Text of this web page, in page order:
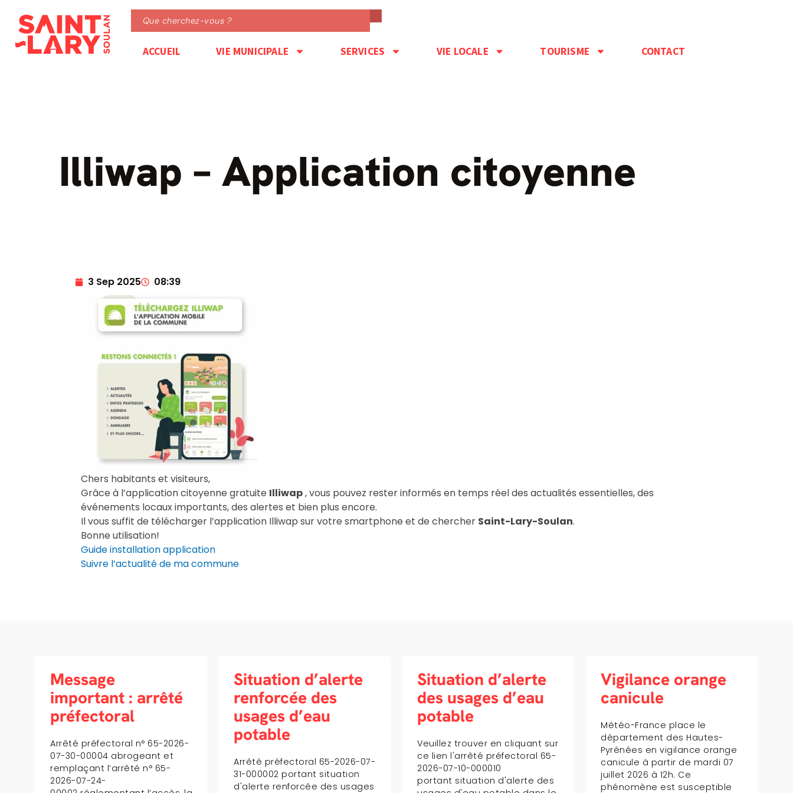
ACCUEIL VIE MUNICIPALE SERVICES VIE LOCALE TOURISME CONTACT
Illiwap – Application citoyenne
3 Sep 2025 08:39
Chers habitants et visiteurs,
Grâce à l’application citoyenne gratuite Illiwap, vous pouvez rester informés en temps réel des actualités essentielles, des
événements locaux importants, des alertes et bien plus encore.
Il vous suffit de télécharger l’application Illiwap sur votre smartphone et de chercher Saint-Lary-Soulan.
Bonne utilisation!
Guide installation application
Suivre l’actualité de ma commune
Situation d’alerte
renforcée des
usages d’eau
Arrêté préfectoral 65-2026-07-
31-000002 portant situation
d'alerte renforcée des usages
Situation d’alerte
des usages d’eau
potable
Veuillez trouver en cliquant sur
ce lien l'arrêté préfectoral 65-
2026-07-10-000010
portant situation d'alerte des
Vigilance orange
canicule
Météo-France place le
département des Hautes-
Pyrénées en vigilance orange
canicule à partir de mardi 07
juillet 2026 à 12h. Ce
phénomène est susceptible
Le bonus vélo en
Occitanie
Le bonus vélo est une aide
financière pensée pour
faciliter l’acquisition d’un vélo
et encourager des
déplacements plus
respectueux de